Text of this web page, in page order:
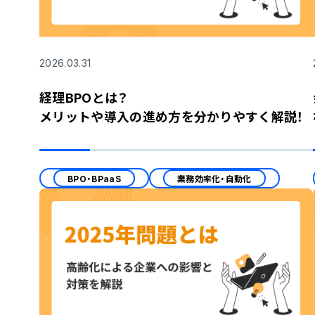
2026.03.31
経理BPOとは？
メリットや導入の進め方を分かりやすく解説！
BPO・BPaaS 業務効率化・自動化